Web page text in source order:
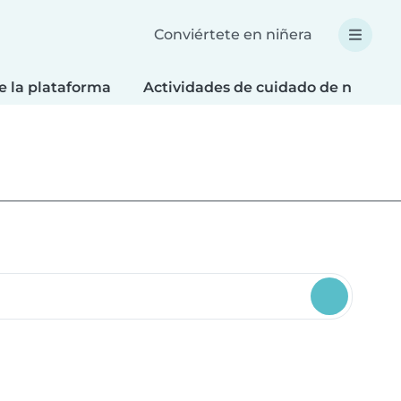
Conviértete en niñera
la plataforma Actividades de cuidado de niños